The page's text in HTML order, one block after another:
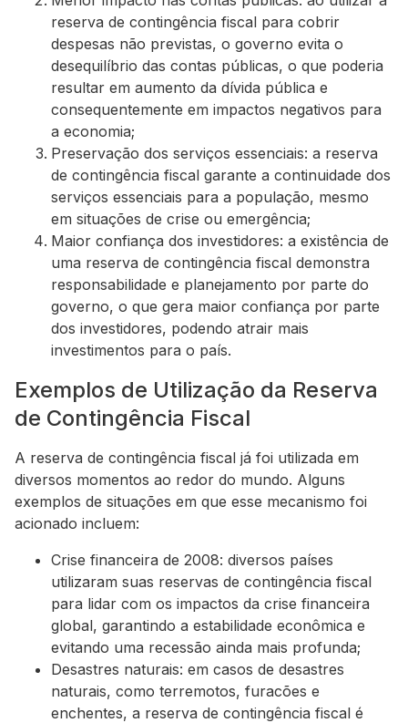
reserva de contingência fiscal para cobrir
despesas não previstas, o governo evita o
desequilíbrio das contas públicas, o que poderia
resultar em aumento da dívida pública e
consequentemente em impactos negativos para
a economia;
Preservação dos serviços essenciais: a reserva
de contingência fiscal garante a continuidade dos
serviços essenciais para a população, mesmo
em situações de crise ou emergência;
Maior confiança dos investidores: a existência de
uma reserva de contingência fiscal demonstra
responsabilidade e planejamento por parte do
governo, o que gera maior confiança por parte
dos investidores, podendo atrair mais
investimentos para o país.
Exemplos de Utilização da Reserva
de Contingência Fiscal
A reserva de contingência fiscal já foi utilizada em
diversos momentos ao redor do mundo. Alguns
exemplos de situações em que esse mecanismo foi
acionado incluem:
Crise financeira de 2008: diversos países
utilizaram suas reservas de contingência fiscal
para lidar com os impactos da crise financeira
global, garantindo a estabilidade econômica e
evitando uma recessão ainda mais profunda;
Desastres naturais: em casos de desastres
naturais, como terremotos, furacões e
enchentes, a reserva de contingência fiscal é